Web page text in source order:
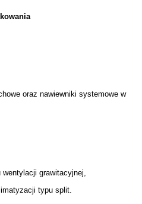
oraz nawiewniki systemowe w
wentylacji grawitacyjnej,
typu split.